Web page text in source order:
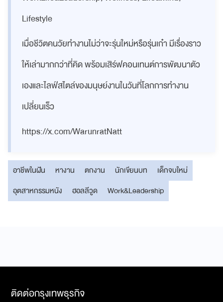
Lifestyle
เมื่อชีวิตคนวัยทำงานไม่ว่าจะรุ่นใหม่หรือรุ่นเก๋า มีเรื่องราว
ให้เล่ามากกว่าที่คิด พร้อมเสิร์ฟคอนเทนต์การพัฒนาตัว
เองและไลฟ์สไตล์ของมนุษย์งานในวันที่โลกการทำงาน
เปลี่ยนเร็ว
https://x.com/WarunratNatt
อาชีพในฝัน หางาน ตกงาน นักเขียนบท
เด็กจบใหม่
อุตสาหกรรมหนัง
ฮอลลีวูด Work&Leadership
ติดต่อกรุงเทพธุรกิจ